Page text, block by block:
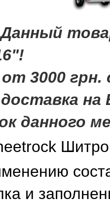
3000 грн.
данного
и